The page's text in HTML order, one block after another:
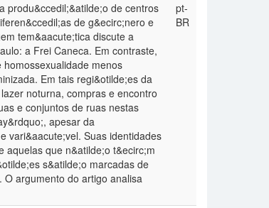
produ&ccedil;&atilde;o de centros
de g&ecirc;nero e
tem&aacute;tica discute a
a Frei Caneca. Em contraste,
menos
Em tais regi&otilde;es da
noturna, compras e encontro
e conjuntos de ruas nestas
apesar da
vari&aacute;vel. Suas identidades
aquelas que n&atilde;o t&ecirc;m
s&atilde;o marcadas de
argumento do artigo analisa
pt-
BR